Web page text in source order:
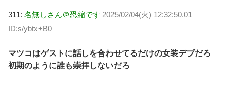
311: 名無しさん＠恐縮です 2025/02/04(火) 12:32:50.01
ID:s/ybtx+B0
マツコはゲストに話しを合わせてるだけの女装デブだろ
初期のように誰も崇拝しないだろ